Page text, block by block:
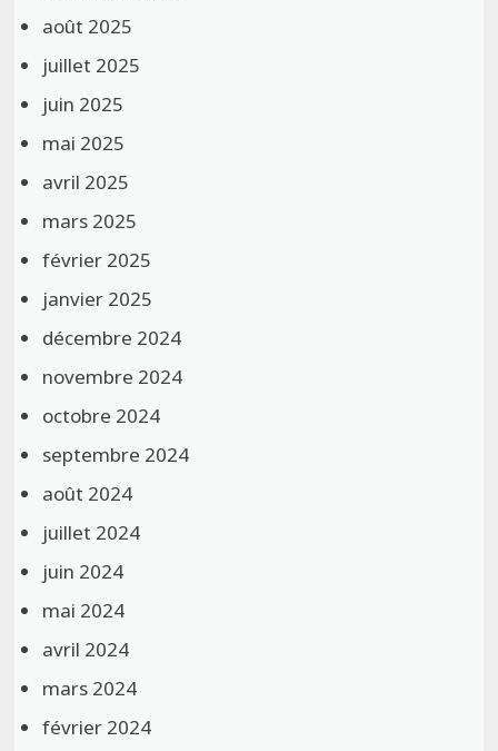
août 2025
juillet 2025
juin 2025
mai 2025
avril 2025
mars 2025
février 2025
janvier 2025
décembre 2024
novembre 2024
octobre 2024
septembre 2024
août 2024
juillet 2024
juin 2024
mai 2024
avril 2024
mars 2024
février 2024